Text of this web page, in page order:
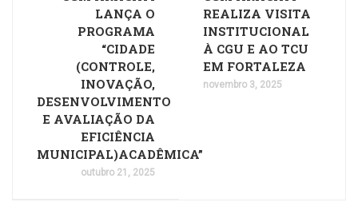
LANÇA O
PROGRAMA
“CIDADE
(CONTROLE,
INOVAÇÃO,
DESENVOLVIMENTO
E AVALIAÇÃO DA
EFICIÊNCIA
MUNICIPAL)ACADÊMICA”
outubro 21, 2025
REALIZA VISITA
INSTITUCIONAL
À CGU E AO TCU
EM FORTALEZA
novembro 3, 2025